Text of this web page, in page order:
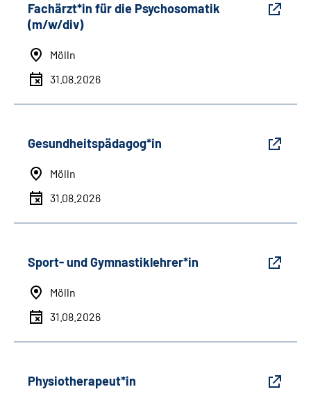
Fachärzt*in für die Psychosomatik
(m/w/div)
Mölln
31.08.2026
Gesundheitspädagog*in
Mölln
31.08.2026
Sport- und Gymnastiklehrer*in
Mölln
31.08.2026
Physiotherapeut*in